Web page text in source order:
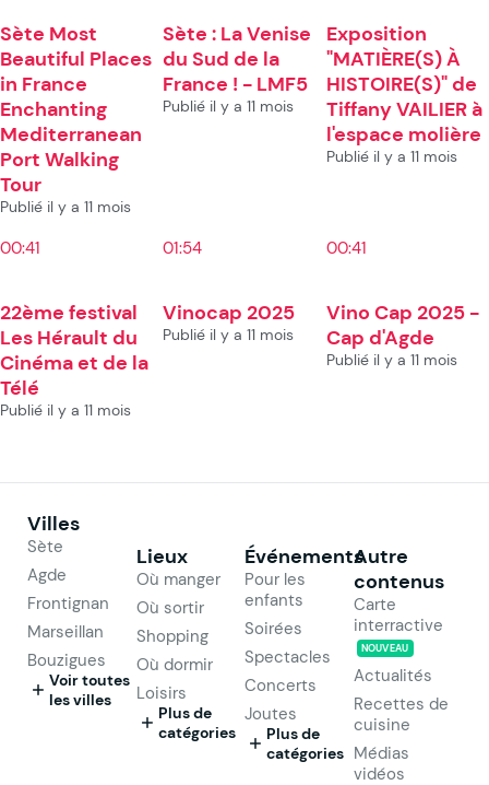
Sète Most
Beautiful Places
in France
Enchanting
Mediterranean
Port Walking
Tour
Publié il y a 11 mois
Sète : La Venise
du Sud de la
France ! - LMF5
Publié il y a 11 mois
Exposition
"MATIÈRE(S) À
HISTOIRE(S)" de
Tiffany VAILIER à
l'espace molière
Publié il y a 11 mois
00:41
22ème festival
Les Hérault du
Cinéma et de la
Télé
Publié il y a 11 mois
01:54
Vinocap 2025
Publié il y a 11 mois
00:41
Vino Cap 2025 -
Cap d'Agde
Publié il y a 11 mois
Villes
Sète
Agde
Frontignan
Marseillan
Bouzigues
Voir toutes
les villes
Lieux
Où manger
Où sortir
Shopping
Où dormir
Loisirs
Plus de
catégories
Événements
Pour les
enfants
Soirées
Spectacles
Concerts
Joutes
Plus de
catégories
Autre
contenus
Carte
interractive
NOUVEAU
Actualités
Recettes de
cuisine
Médias
vidéos